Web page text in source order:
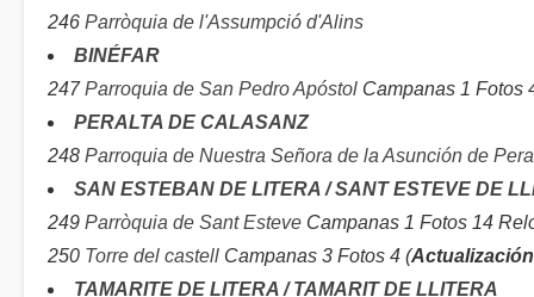
246 Parròquia de l'Assumpció d'Alins
BINÉFAR
247Parroquia de San Pedro Apóstol Campanas 1 Fotos
PERALTA DE CALASANZ
248 Parroquia de Nuestra Señora de la Asunción de
SAN ESTEBAN DE LITERA / SANT ESTEVE DE
249 Parròquia de Sant Esteve Campanas 1 Fotos 14
250 Torre del castell Campanas 3 Fotos 4 (Actualización
TAMARITE DE LITERA / TAMARIT DE LLITERA